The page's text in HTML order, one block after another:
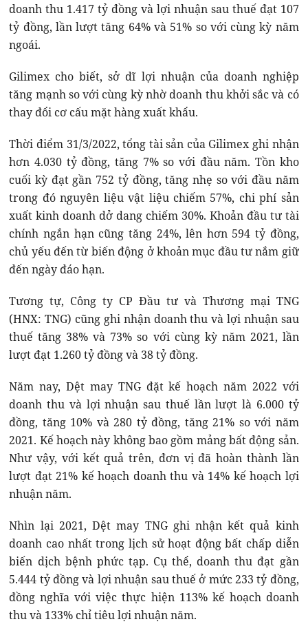
doanh thu 1.417 tỷ đồng và lợi nhuận sau thuế đạt 107
tỷ đồng, lần lượt tăng 64% và 51% so với cùng kỳ năm
ngoái.
Gilimex cho biết, sở dĩ lợi nhuận của doanh nghiệp
tăng mạnh so với cùng kỳ nhờ doanh thu khởi sắc và có
thay đổi cơ cấu mặt hàng xuất khẩu.
Thời điểm 31/3/2022, tổng tài sản của Gilimex ghi nhận
hơn 4.030 tỷ đồng, tăng 7% so với đầu năm. Tồn kho
cuối kỳ đạt gần 752 tỷ đồng, tăng nhẹ so với đầu năm
trong đó nguyên liệu vật liệu chiếm 57%, chi phí sản
xuất kinh doanh dở dang chiếm 30%. Khoản đầu tư tài
chính ngắn hạn cũng tăng 24%, lên hơn 594 tỷ đồng,
chủ yếu đến từ biến động ở khoản mục đầu tư nắm giữ
đến ngày đáo hạn.
Tương tự, Công ty CP Đầu tư và Thương mại TNG
(HNX: TNG) cũng ghi nhận doanh thu và lợi nhuận sau
thuế tăng 38% và 73% so với cùng kỳ năm 2021, lần
lượt đạt 1.260 tỷ đồng và 38 tỷ đồng.
Năm nay, Dệt may TNG đặt kế hoạch năm 2022 với
doanh thu và lợi nhuận sau thuế lần lượt là 6.000 tỷ
đồng, tăng 10% và 280 tỷ đồng, tăng 21% so với năm
2021. Kế hoạch này không bao gồm mảng bất động sản.
Như vậy, với kết quả trên, đơn vị đã hoàn thành lần
lượt đạt 21% kế hoạch doanh thu và 14% kế hoạch lợi
nhuận năm.
Nhìn lại 2021, Dệt may TNG ghi nhận kết quả kinh
doanh cao nhất trong lịch sử hoạt động bất chấp diễn
biến dịch bệnh phức tạp. Cụ thể, doanh thu đạt gần
5.444 tỷ đồng và lợi nhuận sau thuế ở mức 233 tỷ đồng,
đồng nghĩa với việc thực hiện 113% kế hoạch doanh
thu và 133% chỉ tiêu lợi nhuận năm.